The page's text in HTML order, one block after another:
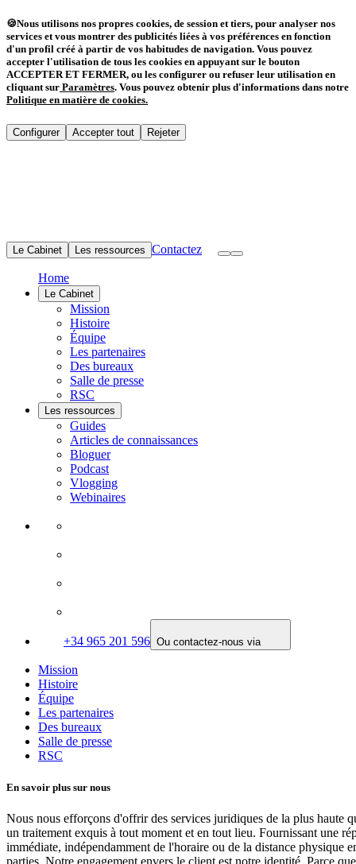
🍪Nous utilisons nos propres cookies, de session et tiers, pour analyser nos
services et vous montrer des publicités liées à vos préférences en fonction
d'un profil créé à partir de vos habitudes de navigation. Vous pouvez
accepter l'utilisation de tous les cookies en appuyant sur le bouton
ACCEPTER ET FERMER, ou les configurer ou refuser leur utilisation en
cliquant sur Paramètres. Vous pouvez obtenir plus d'informations dans notre
Politique en matière de cookies.
Configurer Accepter tout Rejeter
Le Cabinet Les ressources Contactez
Home
Le Cabinet
Mission
Histoire
Équipe
Les partenaires
Des bureaux
Salle de presse
RSC
Les ressources
Guides
Articles de connaissances
Bloguer
Podcast
Vlogging
Webinaires
+34 965 201 596 Ou contactez-nous via
Mission
Histoire
Équipe
Les partenaires
Des bureaux
Salle de presse
RSC
En savoir plus sur nous
Nous nous efforçons d'offrir des services juridiques de la plus haute
un traitement exquis à tout moment et en tout lieu. Fournissant une
immédiate, indépendamment de l'horaire ou de la distance physique
parties. Notre engagement envers le client est notre identité. Parce